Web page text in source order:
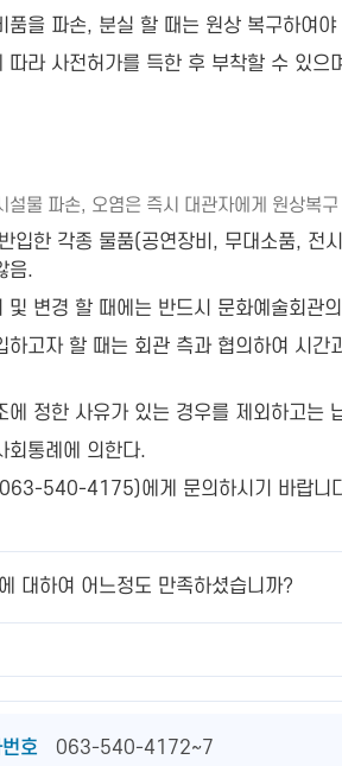
을 파손, 분실 할 때는 원상 복구하여
따라 사전허가를 득한 후 부착할 수 있
물 파손, 오염은 즉시 대관자에게 원상복구
입한 각종 물품(공연장비, 무대소품,
음.
및 변경 할 때에는 반드시 문화예술회
하고자 할 때는 회관 측과 협의하여 시
에 정한 사유가 있는 경우를 제외하고는
회통례에 의한다.
540-4175)에게 문의하시기 바랍니
대하여 어느정도 만족하셨습니까?
호 063-540-4172~7